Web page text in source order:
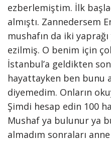
ezberlemiştim. İlk
almıştı. Zannedersem
mushafın da iki yaprağı
ezilmiş. O benim için
İstanbul’a geldikten
hayattayken ben bunu
diyemedim. Onların
Şimdi hesap edin 100
Mushaf ya bulunur ya
almadım sonraları